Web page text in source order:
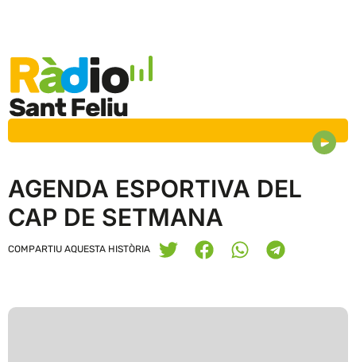
AGENDA ESPORTIVA DEL
CAP DE SETMANA
COMPARTIU AQUESTA HISTÒRIA